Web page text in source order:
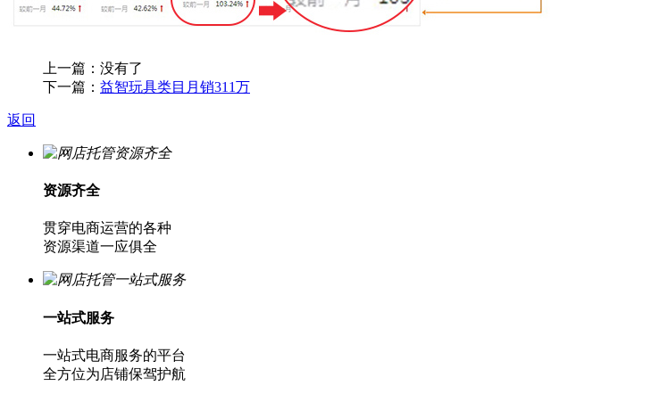
上一篇：没有了
下一篇： 益智玩具类目月销311万
返回
资源齐全
贯穿电商运营的各种
资源渠道一应俱全
一站式服务
一站式电商服务的平台
全方位为店铺保驾护航